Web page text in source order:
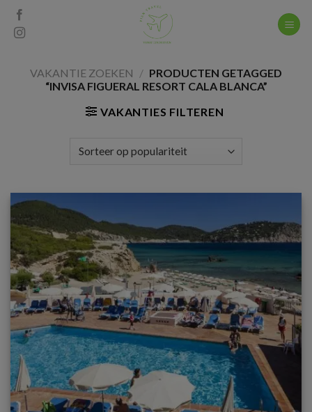
Skip
content
VAKANTIE ZOEKEN / PRODUCTEN GETAGGED
“INVISA FIGUERAL RESORT CALA BLANCA”
VAKANTIES FILTEREN